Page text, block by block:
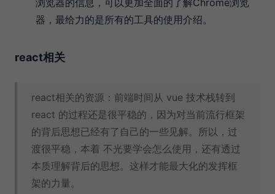
器，最给力的是所有的工具的使用介绍。
react相关
react相关的资源：前端时间从 vue 技术栈转到
react 的过程还是很平稳的，因为对当前流行框架
的背后思想已经有了自己的一些见解。所以，过
渡很平稳，本着 不光要学会怎么使用，还有透过
本质理解背后的思想。这样才能最大化的发挥框
架的力量。